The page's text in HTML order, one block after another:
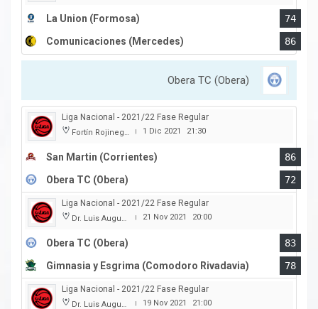
La Union (Formosa)
74
Comunicaciones (Mercedes)
86
Obera TC (Obera)
Liga Nacional - 2021/22 Fase Regular
Fortín Rojinegro | 1 Dic 2021 21:30
San Martin (Corrientes)
86
Obera TC (Obera)
72
Liga Nacional - 2021/22 Fase Regular
Dr. Luis Augusto Derna | 21 Nov 2021 20:00
Obera TC (Obera)
83
Gimnasia y Esgrima (Comodoro Rivadavia)
78
Liga Nacional - 2021/22 Fase Regular
Dr. Luis Augusto Derna | 19 Nov 2021 21:00